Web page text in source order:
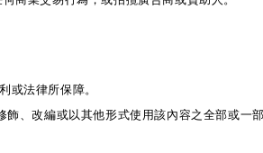
或法律所保障。
、改編或以其他形式使用該內容之全部或一